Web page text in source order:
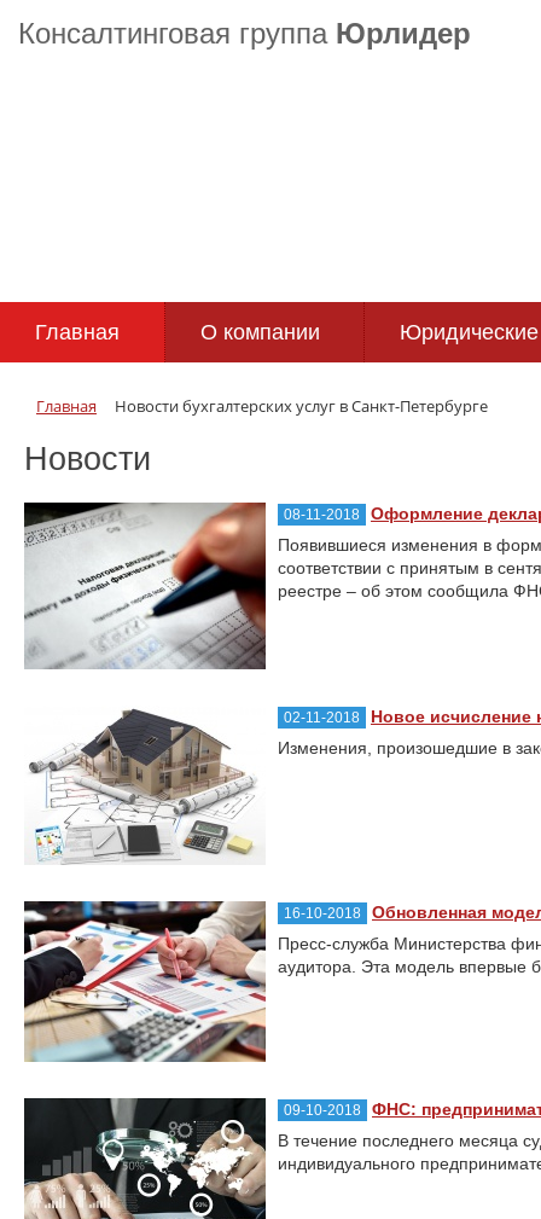
Консалтинговая группа Юрлидер
Главная О компании Юридические
Главная Новости бухгалтерских услуг в Санкт-Петербурге
Новости
08-11-2018
Оформление
Появившиеся изменения в
соответствии с принятым в
реестре – об этом сообщила
02-11-2018
Новое исчисление
Изменения, произошедшие в
16-10-2018
Обновленная
Пресс-служба Министерства
аудитора. Эта модель впервые
09-10-2018
ФНС:
В течение последнего месяца
индивидуального